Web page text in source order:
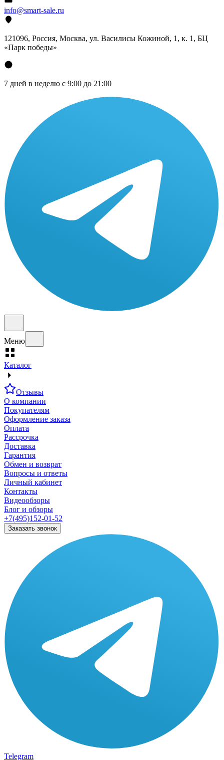
info@smart-sale.ru
121096, Россия, Москва, ул. Василисы Кожиной, 1, к. 1, БЦ
«Парк победы»
7 дней в неделю с 9:00 до 21:00
Меню
Каталог
Отзывы
О компании
Покупателям
Оформление заказа
Оплата
Рассрочка
Доставка
Гарантия
Обмен и возврат
Вопросы и ответы
Личный кабинет
Контакты
Видеообзоры
Блог и обзоры
+7(495)152-01-52
Заказать звонок
Telegram